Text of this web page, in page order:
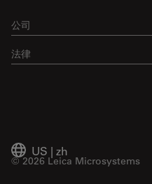
公司
法律
US | zh
© 2026 Leica Microsystems